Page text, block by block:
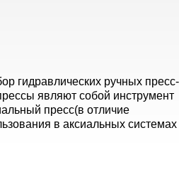
гидравлических ручных пресс-
являют собой инструмент
пресс(в отличие
в аксиальных системах